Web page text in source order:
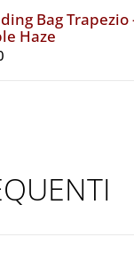
Bag Trapezio
Haze